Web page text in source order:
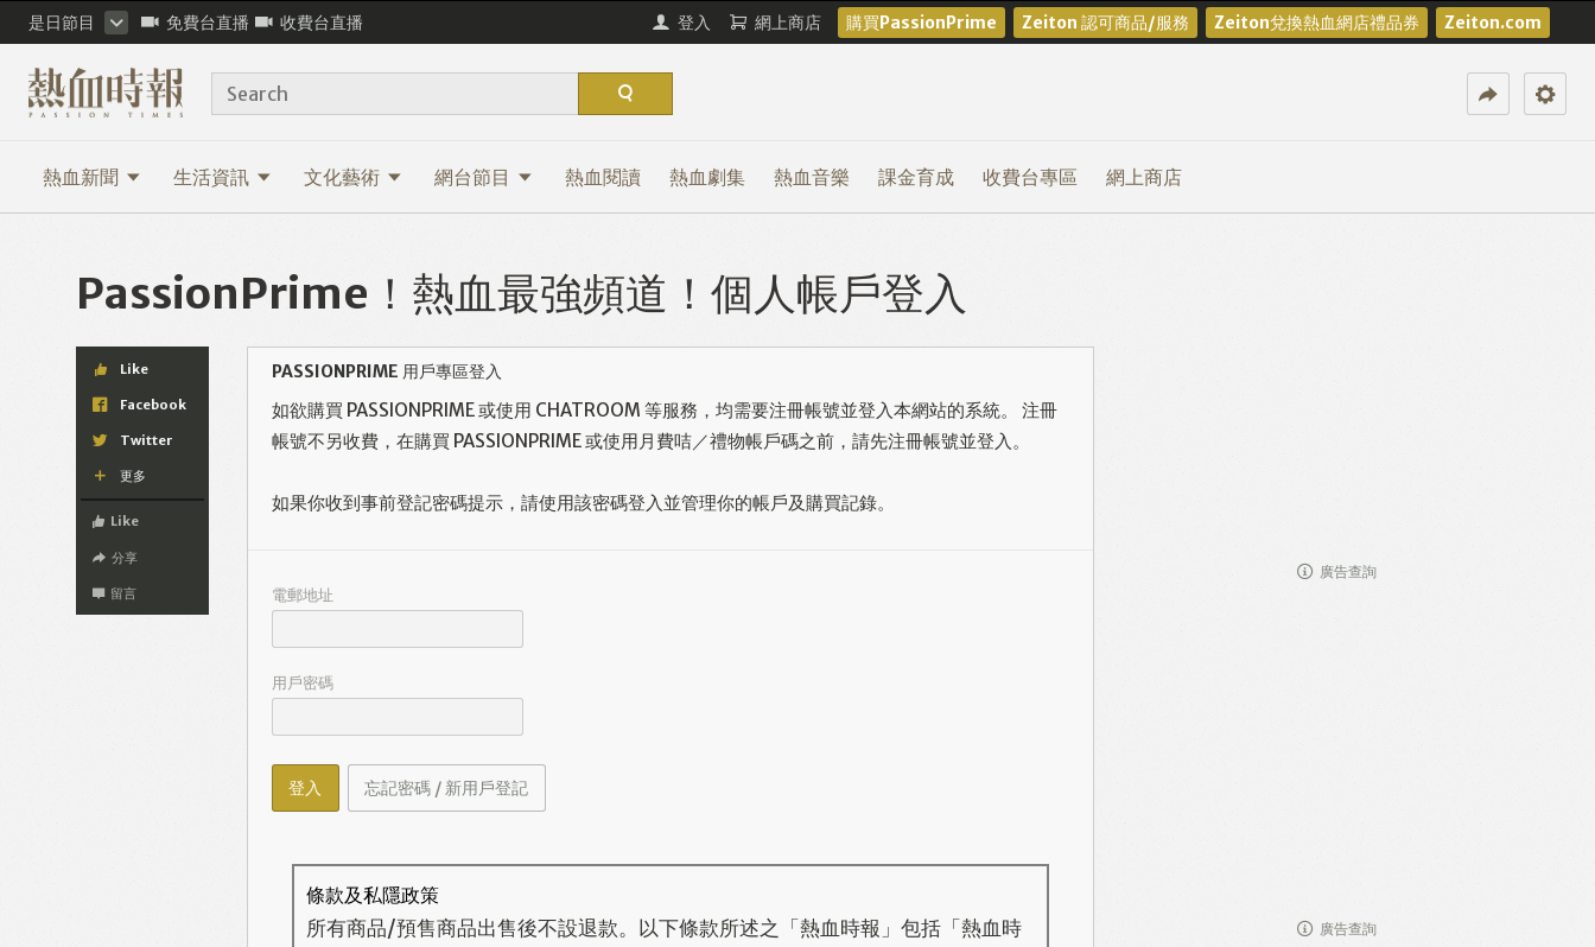
是日節目 免費台直播 收費台直播 登入 網上商店 購買PassionPrime Zeiton 認可商品/服務 Zeiton兌換熱血網店禮品券 Zeiton.com
熱血新聞 生活資訊 文化藝術 網台節目 熱血閱讀 熱血劇集 熱血音樂 課金育成 收費台專區 網上商店
Search
PassionPrime！熱血最強頻道！個人帳戶登入
Like
Facebook
Twitter
更多
Like
分享
留言
PASSIONPRIME 用戶專區登入
如欲購買 PASSIONPRIME 或使用 CHATROOM 等服務，均需要注冊帳號並登入本網站的系統。 注冊
帳號不另收費，在購買 PASSIONPRIME 或使用月費咭／禮物帳戶碼之前，請先注冊帳號並登入。
如果你收到事前登記密碼提示，請使用該密碼登入並管理你的帳戶及購買記錄。
電郵地址
用戶密碼
登入 忘記密碼 / 新用戶登記
條款及私隱政策
所有商品/預售商品出售後不設退款。以下條款所述之「熱血時報」包括「熱血時
廣告查詢
廣告查詢